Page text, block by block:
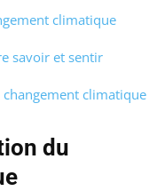
climatique
savoir et sentir
climatique
du